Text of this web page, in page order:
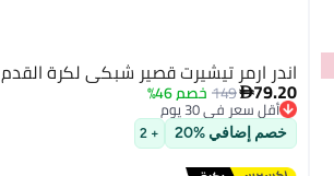
اندر ارمر تيشيرت قصير شبكي لكرة القدم
79.20
149خصم 46%
أقل سعر في 30 يوم
توصيل مجاني
أقل سعر في 30 يوم
خصم إضافي %20 + 2